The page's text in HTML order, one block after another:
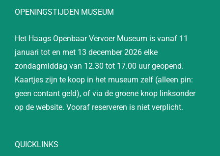
OPENINGSTIJDEN MUSEUM
Het Haags Openbaar Vervoer Museum is vanaf 11
januari tot en met 13 december 2026 elke
zondagmiddag van 12.30 tot 17.00 uur geopend.
Kaartjes zijn te koop in het museum zelf (alleen pin:
geen contant geld), of via de groene knop linksonder
op de website. Vooraf reserveren is niet verplicht.
QUICKLINKS